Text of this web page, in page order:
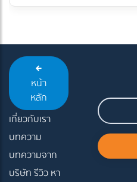
หน้า
หลัก
เกี่ยวกับเรา
บทความ
บทความจาก
บริษัท รีวิว หา